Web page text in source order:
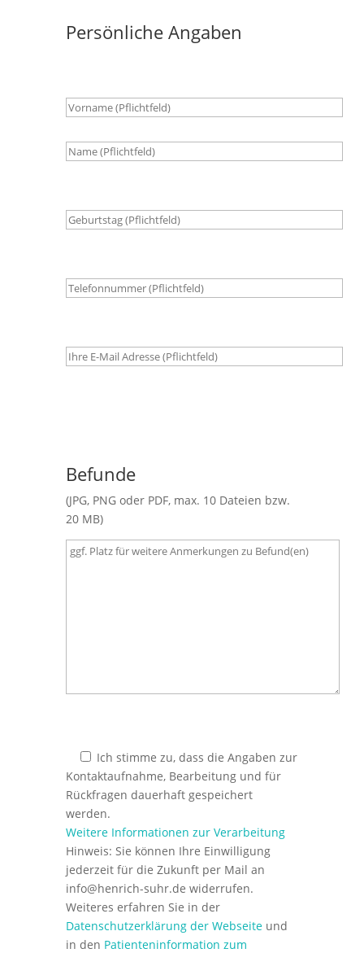
Persönliche Angaben
Befunde
(JPG, PNG oder PDF, max. 10 Dateien bzw.
20 MB)
Ich stimme zu, dass die Angaben zur
Kontaktaufnahme, Bearbeitung und für
Rückfragen dauerhaft gespeichert
werden.
Weitere Informationen zur Verarbeitung
Hinweis: Sie können Ihre Einwilligung
jederzeit für die Zukunft per Mail an
info@henrich-suhr.de widerrufen.
Weiteres erfahren Sie in der
Datenschutzerklärung der Webseiteund
in den Patienteninformation zum